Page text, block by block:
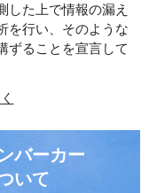
した上で情報の漏え
を行い、そのような
ずることを宣言して
バーカー
いて